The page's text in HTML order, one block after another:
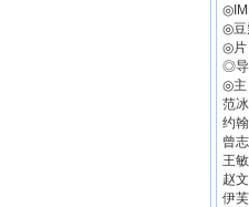
◎豆
◎
◎
◎
范
约
曾
王
赵
伊